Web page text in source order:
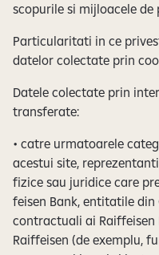
scopurile si mijloacele de
Particularitati in ce
datelor colectate prin
Datele colectate prin
transferate:
• catre urmatoarele
acestui site,
fizice sau juridice care
feisen Bank, entitatile
contractuali ai
Raiffeisen (de exemplu,